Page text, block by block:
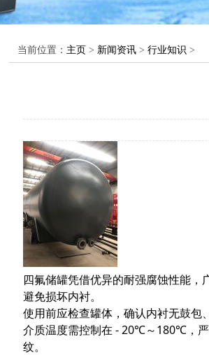
当前位置： 主页 > 新闻资讯 > 行业知识 >
四氟储罐凭借优异的耐强腐蚀性能
避免损坏内衬。
使用前应检查罐体，确认内衬无鼓包
介质温度需控制在-20℃～180℃，严
纹。